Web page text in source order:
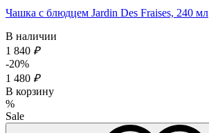
Чашка с блюдцем Jardin Des Fraises, 240 мл
В наличии
1 840 ₽
-20%
1 480 ₽
В корзину
%
Sale